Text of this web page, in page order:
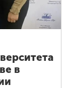
в